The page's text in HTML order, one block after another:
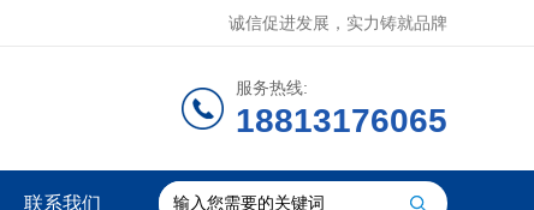
诚信促进发展，实力铸就品牌
服务热线:
18813176065
联系我们